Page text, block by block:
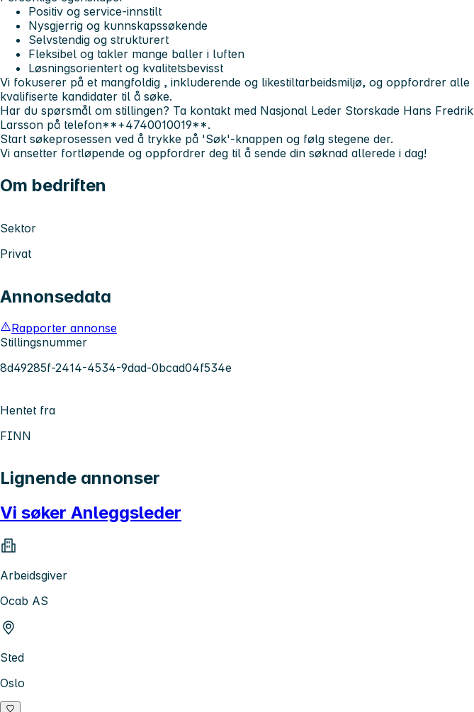
Positiv og service-innstilt
Nysgjerrig og kunnskapssøkende
Selvstendig og strukturert
Fleksibel og takler mange baller i luften
Løsningsorientert og kvalitetsbevisst
Vi fokuserer på et mangfoldig , inkluderende og likestiltarbeidsmiljø, og oppfordrer alle
kvalifiserte kandidater til å søke.
Har du spørsmål om stillingen? Ta kontakt med Nasjonal Leder Storskade Hans Fredrik
Larsson på telefon**+4740010019**.
Start søkeprosessen ved å trykke på 'Søk'-knappen og følg stegene der.
Vi ansetter fortløpende og oppfordrer deg til å sende din søknad allerede i dag!
Om bedriften
Sektor
Privat
Annonsedata
Rapporter annonse
Stillingsnummer
8d49285f-2414-4534-9dad-0bcad04f534e
Hentet fra
FINN
Lignende annonser
Vi søker Anleggsleder
Arbeidsgiver
Ocab AS
Sted
Oslo